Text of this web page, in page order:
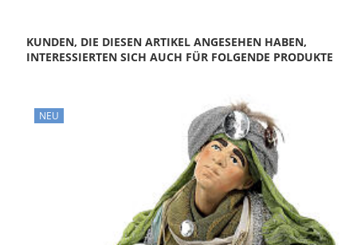
KUNDEN, DIE DIESEN ARTIKEL ANGESEHEN HABEN,
INTERESSIERTEN SICH AUCH FÜR FOLGENDE PRODUKTE
NEU